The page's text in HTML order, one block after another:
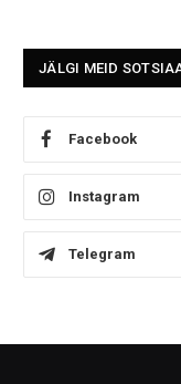
JÄLGI MEID
Facebook
Instagram
Telegram